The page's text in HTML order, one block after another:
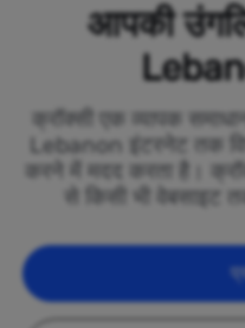
आपकी
क्रॉक्सी एक व्यापक
Lebanon इंटरनेट तक
करने में मदद करता है।
से किसी भी वेबसाइट